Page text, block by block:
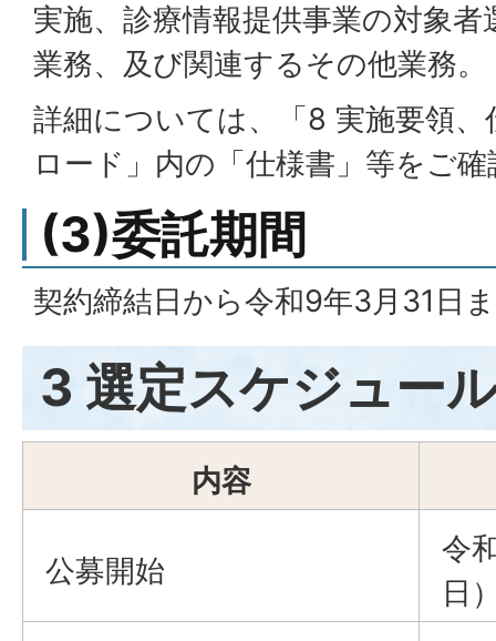
実施、診療情報提供事業の対象
業務、及び関連するその他業務。
詳細については、「8 実施要領
ロード」内の「仕様書」等をご
(3)委託期間
契約締結日から令和9年3月31日
3 選定スケジュー
内容
公募開始
令
日